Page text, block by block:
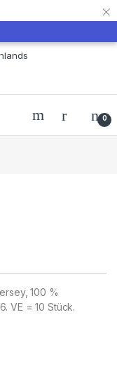
×
0
100 %
VE = 10 Stück.